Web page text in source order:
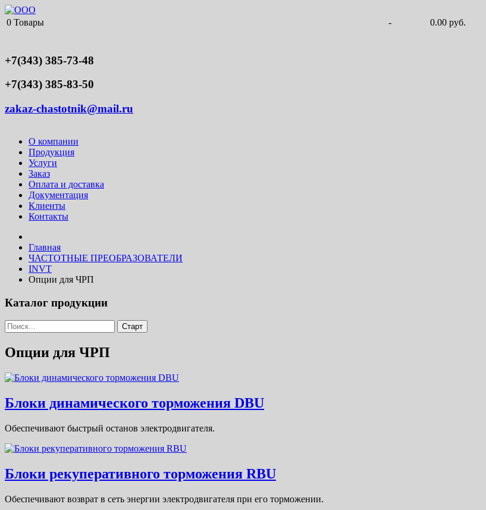
0 Товары -
0.00 руб.
+7(343) 385-73-48
+7(343) 385-83-50
zakaz-chastotnik@mail.ru
О компании
Продукция
Услуги
Заказ
Оплата и доставка
Документация
Клиенты
Контакты
Главная
ЧАСТОТНЫЕ ПРЕОБРАЗОВАТЕЛИ
INVT
Опции для ЧРП
Каталог продукции
Опции для ЧРП
Блоки динамического торможения DBU
Обеспечивают быстрый останов электродвигателя.
Блоки рекуперативного торможения RBU
Обеспечивают возврат в сеть энергии электродвигателя при его торможении.